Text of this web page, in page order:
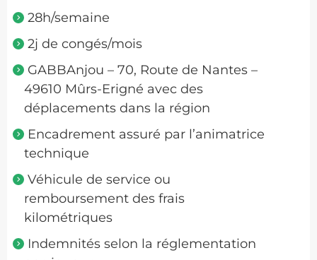
28h/semaine
2j de congés/mois
GABBAnjou – 70, Route de Nantes –
49610 Mûrs-Erigné avec des
déplacements dans la région
Encadrement assuré par l’animatrice
technique
Véhicule de service ou
remboursement des frais
kilométriques
Indemnités selon la réglementation